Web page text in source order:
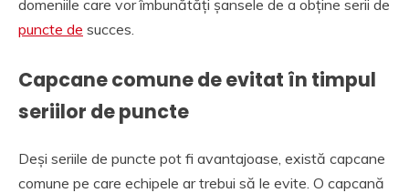
domeniile care vor îmbunătăți șansele de a obține serii de
puncte de succes.
Capcane comune de evitat în timpul
seriilor de puncte
Deși seriile de puncte pot fi avantajoase, există capcane
comune pe care echipele ar trebui să le evite. O capcană